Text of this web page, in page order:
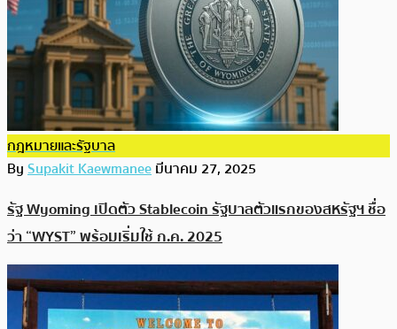
กฎหมายและรัฐบาล
BySupakit Kaewmaneeมีนาคม 27, 2025
รัฐ Wyoming เปิดตัว Stablecoin รัฐบาลตัวแรกของสหรัฐฯ ชื่อ
ว่า “WYST” พร้อมเริ่มใช้ ก.ค. 2025